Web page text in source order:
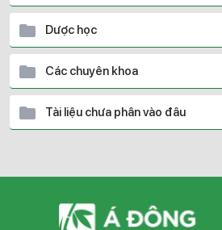
Dược học
Các chuyên khoa
Tài liệu chưa phân vào đâu